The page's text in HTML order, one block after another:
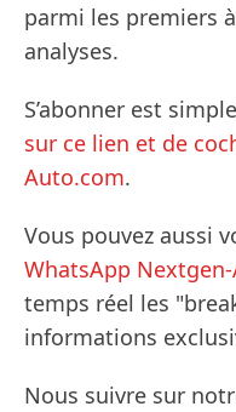
parmi les premiers
analyses.
S’abonner est
sur ce lien et de
Auto.com.
Vous pouvez aussi
WhatsApp
temps réel les
informations
Nous suivre sur